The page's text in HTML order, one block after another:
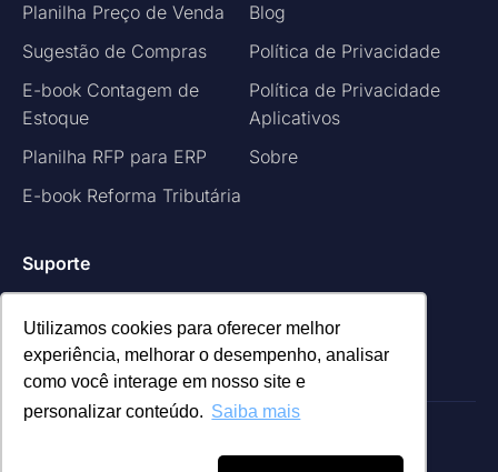
Utilizamos cookies para oferecer melhor
experiência, melhorar o desempenho, analisar
como você interage em nosso site e
personalizar conteúdo. Saiba mais
Planilha Preço de Venda
Sugestão de Compras
E-book Contagem de
Estoque
Planilha RFP para ERP
E-book Reforma Tributária
Blog
Política de Privacidade
Política de Privacidade
Aplicativos
Sobre
Suporte
Central de Chamados
Suporte Remoto
Manto Sistemas Softwares Empresariais